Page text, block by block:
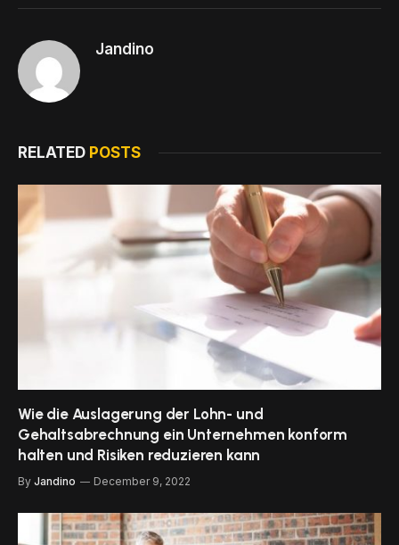
Jandino
RELATED POSTS
Wie die Auslagerung der Lohn- und
Gehaltsabrechnung ein Unternehmen konform
halten und Risiken reduzieren kann
By Jandino December 9, 2022